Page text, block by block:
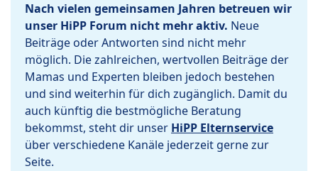
Nach vielen gemeinsamen Jahren betreuen wir
unser HiPP Forum nicht mehr aktiv. Neue
Beiträge oder Antworten sind nicht mehr
möglich. Die zahlreichen, wertvollen Beiträge der
Mamas und Experten bleiben jedoch bestehen
und sind weiterhin für dich zugänglich. Damit du
auch künftig die bestmögliche Beratung
bekommst, steht dir unser HiPP Elternservice
über verschiedene Kanäle jederzeit gerne zur
Seite.